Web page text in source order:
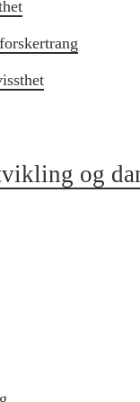
og